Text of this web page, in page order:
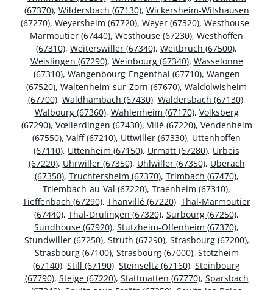
(67370), Wildersbach (67130), Wickersheim-Wilshausen
(67270), Weyersheim (67720), Weyer (67320), Westhouse-
Marmoutier (67440), Westhouse (67230), Westhoffen
(67310), Weiterswiller (67340), Weitbruch (67500),
Weislingen (67290), Weinbourg (67340), Wasselonne
(67310), Wangenbourg-Engenthal (67710), Wangen
(67520), Waltenheim-sur-Zorn (67670), Waldolwisheim
(67700), Waldhambach (67430), Waldersbach (67130),
Walbourg (67360), Wahlenheim (67170), Volksberg
(67290), Vœllerdingen (67430), Villé (67220), Vendenheim
(67550), Valff (67210), Uttwiller (67330), Uttenhoffen
(67110), Uttenheim (67150), Urmatt (67280), Urbeis
(67220), Uhrwiller (67350), Uhlwiller (67350), Uberach
(67350), Truchtersheim (67370), Trimbach (67470),
Triembach-au-Val (67220), Traenheim (67310),
Tieffenbach (67290), Thanvillé (67220), Thal-Marmoutier
(67440), Thal-Drulingen (67320), Surbourg (67250),
Sundhouse (67920), Stutzheim-Offenheim (67370),
Stundwiller (67250), Struth (67290), Strasbourg (67200),
Strasbourg (67100), Strasbourg (67000), Stotzheim
(67140), Still (67190), Steinseltz (67160), Steinbourg
(67790), Steige (67220), Stattmatten (67770), Sparsbach